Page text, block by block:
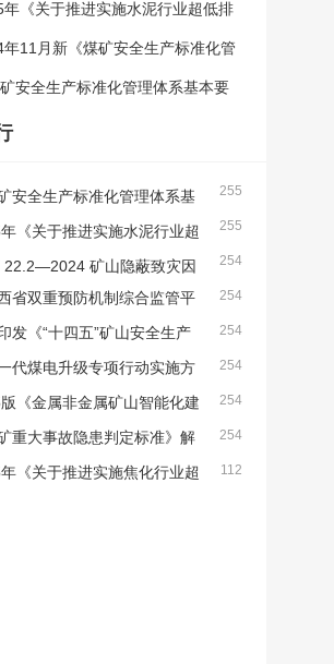
见》的通知
年《关于推进实施水泥行业超低排
见》的通知
年11月新《煤矿安全生产标准化管
系考核定级办法》
矿安全生产标准化管理体系基本要
分方法》自2024年11月1日起施
255
矿安全生产标准化管理体系基
分方法》自2024年11月1日起施255
《关于推进实施水泥行业超
见》的通知
254
22.2—2024 矿山隐蔽致灾因
第2部分：煤矿
254
西省双重预防机制综合监管平
规范》
254
发《“十四五”矿山安全生产
知
254
一代煤电升级专项行动实施方
年）》的通知
254
《金属非金属矿山智能化建
254
矿重大事故隐患判定标准》解
112
《关于推进实施焦化行业超